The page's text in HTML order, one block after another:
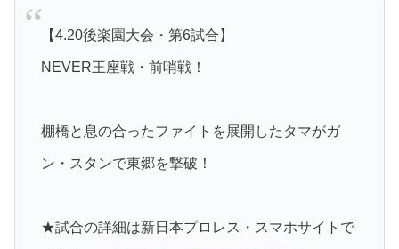
【4.20後楽園大会・第6試合】
NEVER王座戦・前哨戦！
棚橋と息の合ったファイトを展開したタマがガ
ン・スタンで東郷を撃破！
★試合の詳細は新日本プロレス・スマホサイトで